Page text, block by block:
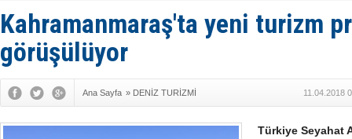
Kahramanmaraş'ta yeni turizm
görüşülüyor
Ana Sayfa » DENİZ TURİZMİ 11.04.2018
Türkiye Seyahat